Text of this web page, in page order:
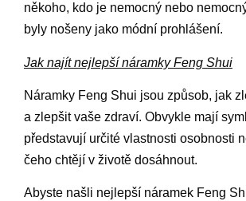
někoho, kdo je nemocný nebo
byly nošeny jako módní prohlášení.
Jak najít nejlepší náramky Feng Shui
Náramky Feng Shui jsou způsob, jak
a zlepšit vaše zdraví. Obvykle mají
představují určité vlastnosti osobnosti
čeho chtějí v životě dosáhnout.
Abyste našli nejlepší náramek Feng